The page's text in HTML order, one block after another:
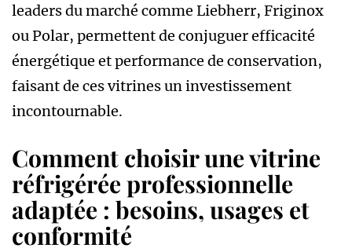
leaders du marché comme Liebherr, Friginox
ou Polar, permettent de conjuguer efficacité
énergétique et performance de conservation,
faisant de ces vitrines un investissement
incontournable.
Comment choisir une vitrine
réfrigérée professionnelle
adaptée : besoins, usages et
conformité